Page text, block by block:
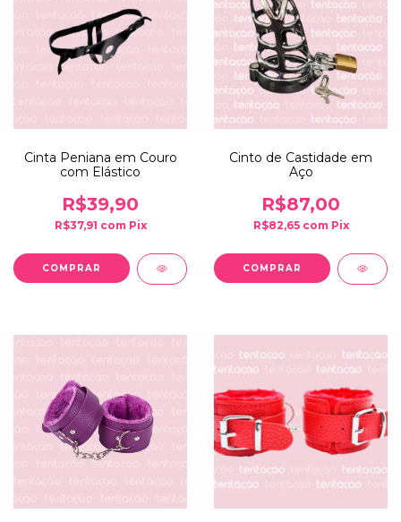
Cinta Peniana em Couro
com Elástico
R$39,90
R$37,91 com Pix
Cinto de Castidade em
Aço
R$87,00
R$82,65 com Pix